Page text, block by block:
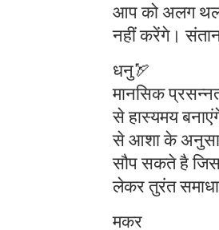
आप को अलग
नहीं करेंगे।
धनु🏹
मानसिक
से हास्यमय
से आशा के अनुसार
सौप सकते है
लेकर तुरंत
मकर